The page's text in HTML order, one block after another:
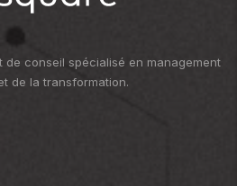
de conseil spécialisé en management
de la transformation.